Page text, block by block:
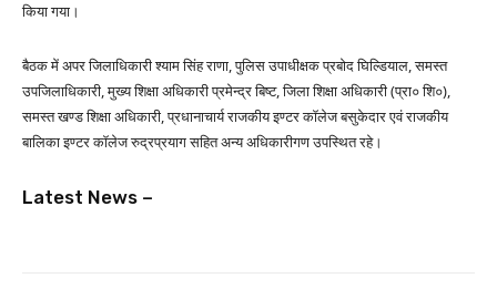
किया गया।
बैठक में अपर जिलाधिकारी श्याम सिंह राणा, पुलिस उपाधीक्षक प्रबोद घिल्डियाल, समस्त
उपजिलाधिकारी, मुख्य शिक्षा अधिकारी प्रमेन्द्र बिष्ट, जिला शिक्षा अधिकारी (प्रा० शि०),
समस्त खण्ड शिक्षा अधिकारी, प्रधानाचार्य राजकीय इण्टर कॉलेज बसुकेदार एवं राजकीय
बालिका इण्टर कॉलेज रुद्रप्रयाग सहित अन्य अधिकारीगण उपस्थित रहे।
Latest News –